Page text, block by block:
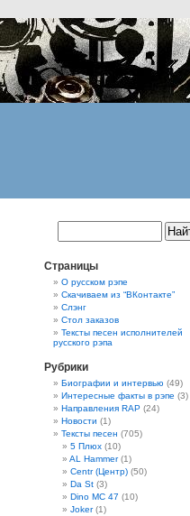
Страницы
О русском рэпе
Скачиваем из “ВКонтакте”
Слэнг
Стол заказов
Тексты песен исполнителей
русского рэпа
Рубрики
Биографии и интервью (49)
Интересные факты в рэпе (3)
Направления RAP (24)
Новости (1)
Тексты песен (705)
5 Плюх (10)
AL Hammer(1)
Centr (Центр) (50)
Da St (3)
Dino MC 47 (10)
Joker(1)